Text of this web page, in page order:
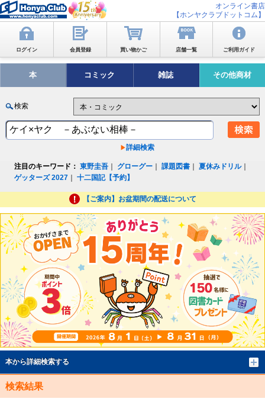
オンライン書店
【ホンヤクラブドットコム】
ログイン 会員登録 買い物かご 店舗一覧 ご利用ガイド
本 コミック 雑誌 その他商材
検索
詳細検索
注目のキーワード： 東野圭吾 グローグー ｜課題図書 ｜夏休みドリル｜
ゲッターズ 2027 ｜十二国記【予約】
【ご案内】お盆期間の配送について
本から詳細検索する
検索結果